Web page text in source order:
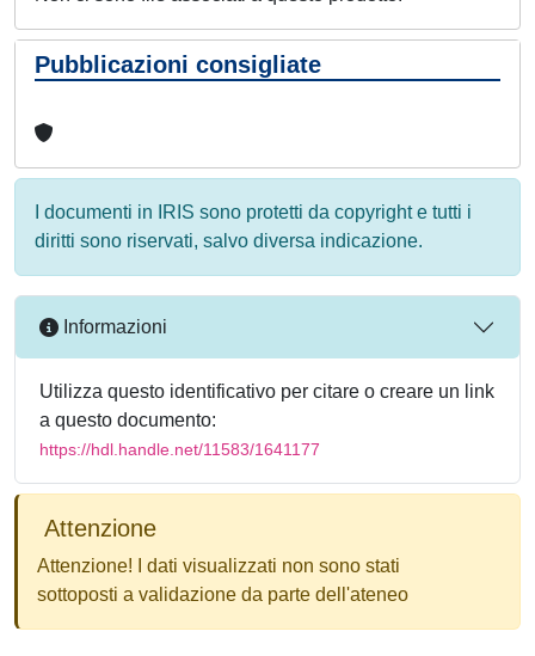
Pubblicazioni consigliate
I documenti in IRIS sono protetti da copyright e tutti i
diritti sono riservati, salvo diversa indicazione.
Informazioni
Utilizza questo identificativo per citare o creare un link
a questo documento:
https://hdl.handle.net/11583/1641177
Attenzione
Attenzione! I dati visualizzati non sono stati
sottoposti a validazione da parte dell'ateneo